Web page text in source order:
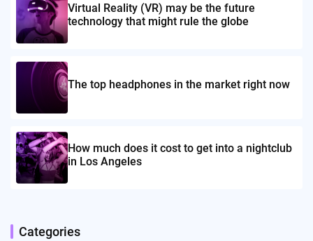
Virtual Reality (VR) may be the future
technology that might rule the globe
The top headphones in the market right now
How much does it cost to get into a nightclub
in Los Angeles
Categories